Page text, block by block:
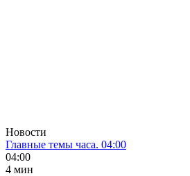
Новости
Главные темы часа. 04:00
04:00
4 мин